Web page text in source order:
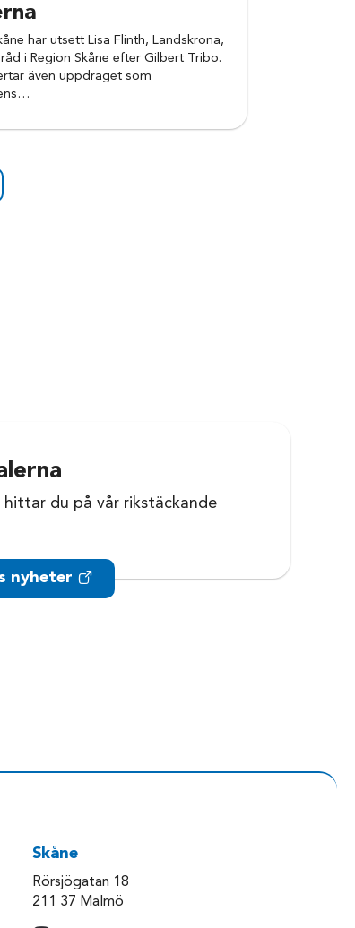
har utsett Lisa Flinth, Landskrona,
i Region Skåne efter Gilbert Tribo.
även uppdraget som
hittar du på vår rikstäckande
nyheter
Skåne
Rörsjögatan 18
211 37 Malmö